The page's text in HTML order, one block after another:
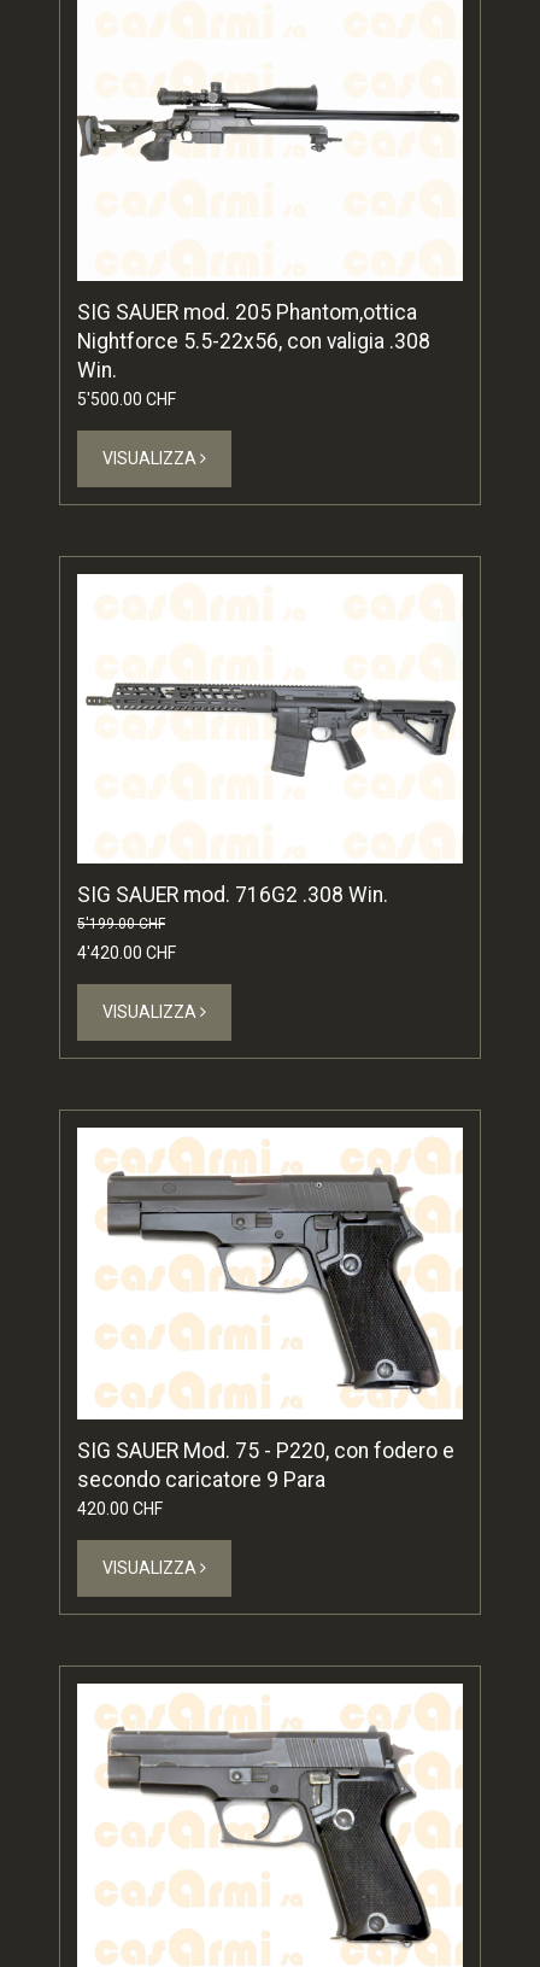
SIG SAUER mod. 205 Phantom,ottica
Nightforce 5.5-22x56, con valigia .308
Win.
5'500.00 CHF
VISUALIZZA
SIG SAUER mod. 716G2 .308 Win.
5'199.00 CHF
4'420.00 CHF
VISUALIZZA
SIG SAUER Mod. 75 - P220, con fodero e
secondo caricatore 9 Para
420.00 CHF
VISUALIZZA